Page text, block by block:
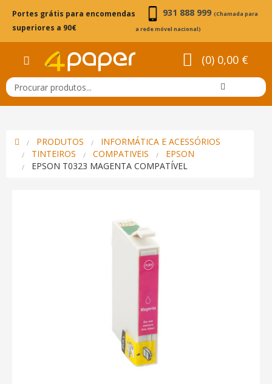
Portes grátis para encomendas
superiores a 90€
931 888 999 (Chamada para
a rede móvel nacional)
(0) 0,00 €
PRODUTOS
INFORMÁTICA E ACESSÓRIOS
TINTEIROS
COMPATIVEIS
EPSON
EPSON T0323 MAGENTA COMPATÍVEL